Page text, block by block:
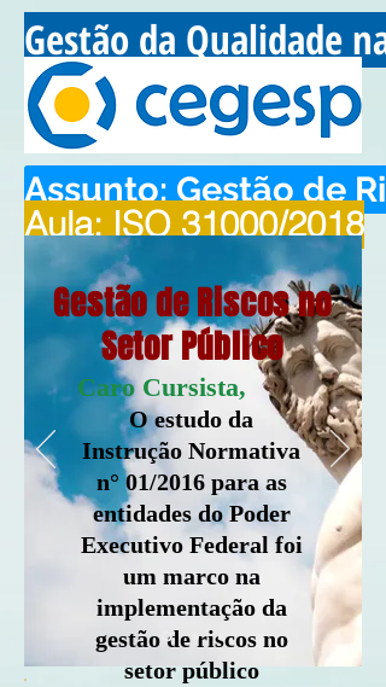
Gestão da Qualidade
Assunto: Gestão de
Aula: ISO 31000/2018
Gestão de Riscos no
Setor Público
Caro Cursista,
O estudo da
Instrução Normativa
n° 01/2016 para as
entidades do Poder
Executivo Federal foi
um marco na
implementação da
gestão de riscos no
setor público